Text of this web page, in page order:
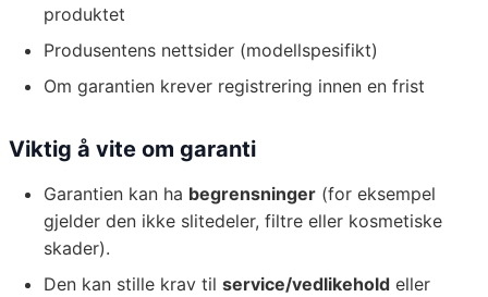
produktet
Produsentens nettsider (modellspesifikt)
Om garantien krever registrering innen en frist
Viktig å vite om garanti
Garantien kan ha begrensninger (for eksempel
gjelder den ikke slitedeler, filtre eller kosmetiske
skader).
Den kan stille krav til service/vedlikehold eller